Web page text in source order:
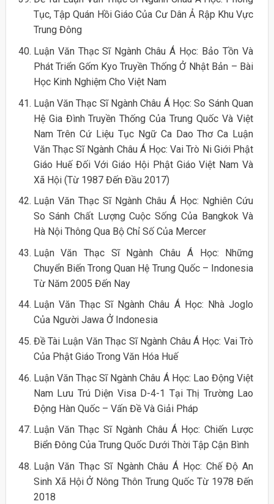
Tục, Tập Quán Hồi Giáo Của Cư Dân Ả Rập Khu Vực
Trung Đông
Luận Văn Thạc Sĩ Ngành Châu Á Học: Bảo Tồn Và
Phát Triển Gốm Kyo Truyền Thống Ở Nhật Bản – Bài
Học Kinh Nghiệm Cho Việt Nam
Luận Văn Thạc Sĩ Ngành Châu Á Học: So Sánh Quan
Hệ Gia Đình Truyền Thống Của Trung Quốc Và Việt
Nam Trên Cứ Liệu Tục Ngữ Ca Dao Thơ Ca Luận
Văn Thạc Sĩ Ngành Châu Á Học: Vai Trò Ni Giới Phật
Giáo Huế Đối Với Giáo Hội Phật Giáo Việt Nam Và
Xã Hội (Từ 1987 Đến Đầu 2017)
Luận Văn Thạc Sĩ Ngành Châu Á Học: Nghiên Cứu
So Sánh Chất Lượng Cuộc Sống Của Bangkok Và
Hà Nội Thông Qua Bộ Chỉ Số Của Mercer
Luận Văn Thạc Sĩ Ngành Châu Á Học: Những
Chuyển Biến Trong Quan Hệ Trung Quốc – Indonesia
Từ Năm 2005 Đến Nay
Luận Văn Thạc Sĩ Ngành Châu Á Học: Nhà Joglo
Của Người Jawa Ở Indonesia
Đề Tài Luận Văn Thạc Sĩ Ngành Châu Á Học: Vai Trò
Của Phật Giáo Trong Văn Hóa Huế
Luận Văn Thạc Sĩ Ngành Châu Á Học: Lao Động Việt
Nam Lưu Trú Diện Visa D-4-1 Tại Thị Trường Lao
Động Hàn Quốc – Vấn Đề Và Giải Pháp
Luận Văn Thạc Sĩ Ngành Châu Á Học: Chiến Lược
Biển Đông Của Trung Quốc Dưới Thời Tập Cận Bình
Luận Văn Thạc Sĩ Ngành Châu Á Học: Chế Độ An
Sinh Xã Hội Ở Nông Thôn Trung Quốc Từ 1978 Đến
2018